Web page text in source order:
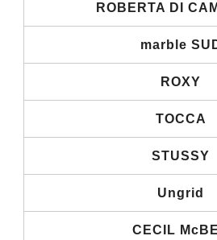
ROBERTA DI
marble
ROXY
TOCCA
STUSSY
Ungrid
CECIL